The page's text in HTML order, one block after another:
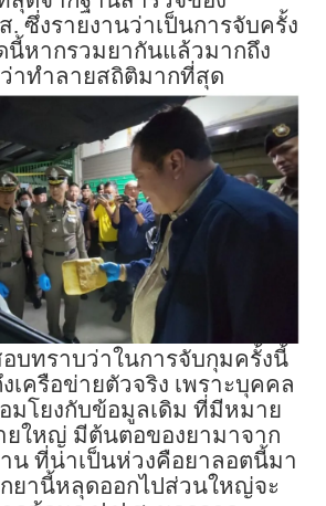
. ซึ่งรายงานว่าเป็นการจับครั้ง
หากรวมยากันแล้วมากถึง
าทำลายสถิติมากที่สุด
บทราบว่าในการจับกุมครั้งนี้
เครือข่ายตัวจริง เพราะบุคคล
มโยงกับข้อมูลเดิม ที่มีหมาย
ยใหญ่ มีต้นตอของยามาจาก
น ที่น่าเป็นห่วงคือยาลอตนี้มา
ยานี้หลุดออกไปส่วนใหญ่จะ